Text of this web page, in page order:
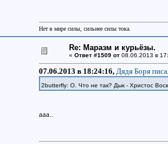
Нет в мире силы, сильнее силы тока.
Re: Маразм и курьёзы.
« Ответ #1509 от08.06.2013 в
07.06.2013 в 18:24:16, Дядя Боря
2butterfly: О. Что не так? Дык - Христос
ааа..